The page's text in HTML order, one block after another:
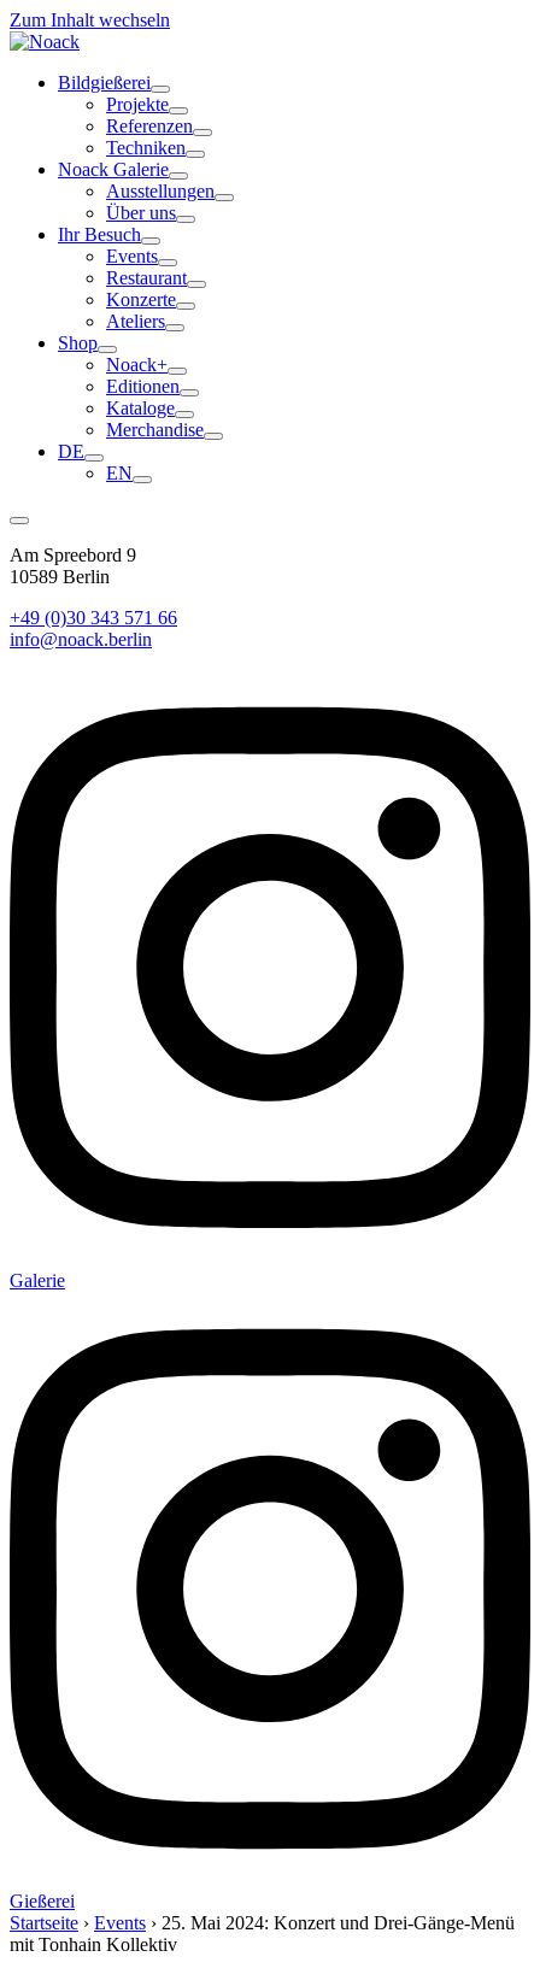
Zum Inhalt wechseln
Bildgießerei
Projekte
Referenzen
Techniken
Noack Galerie
Ausstellungen
Über uns
Ihr Besuch
Events
Restaurant
Konzerte
Ateliers
Shop
Noack+
Editionen
Kataloge
Merchandise
DE
EN
Am Spreebord 9
10589 Berlin
+49 (0)30 343 571 66
info@noack.berlin
Galerie
Gießerei
Startseite › Events › 25. Mai 2024: Konzert und Drei-Gänge-Menü
mit Tonhain Kollektiv